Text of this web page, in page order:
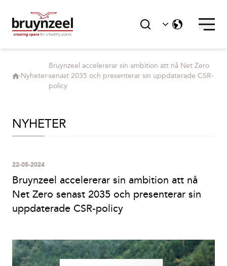
Nyheter
Bruynzeel accelererar sin ambition att nå Net Zero
senast 2035 och presenterar sin uppdaterade CSR-
policy
NYHETER
Bruynzeel accelererar sin ambition att nå
Net Zero senast 2035 och presenterar sin
uppdaterade CSR-policy
22-05-2024